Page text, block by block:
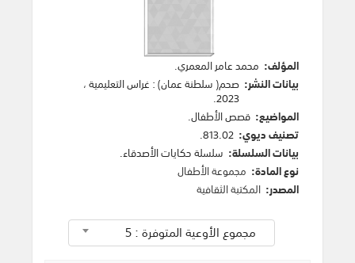
المؤلف: محمد عامر المعمري.
بيانات النشر: صحم( سلطنة عمان): غراس التعليمية،
2023
.
المواضيع: قصص الأطفال.
تصنيف ديوي: 813.02.
بيانات السلسلة: سلسلة حكايات الأصدقاء.
نوع المادة: مجموعة الأطفال
المصدر: المكتبة الثقافية
مجموع الأوعية المتوفرة : 5